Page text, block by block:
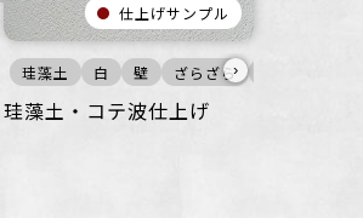
公共空間 その他 オフィス
仕上げサンプル
珪藻土 白 壁 ざらざら›
珪藻土・コテ波仕上げ